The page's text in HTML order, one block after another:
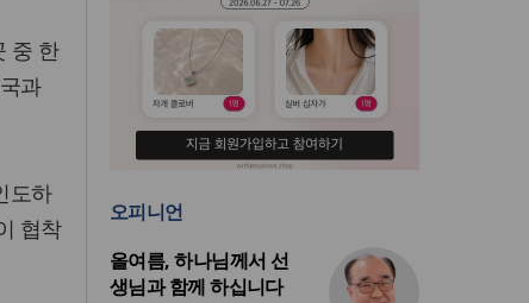
중 한
과
도하
협착
오피니언
올여름, 하나님께서 선
생님과 함께 하십니다